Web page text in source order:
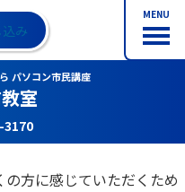
MENU
み
パソコン市民講座
室
方に感じていただくため